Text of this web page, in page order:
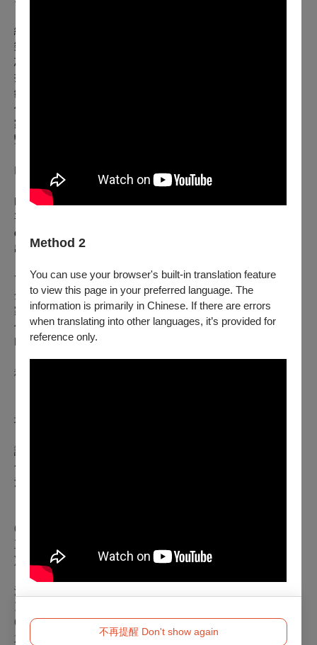
Method 2
You can use your browser's built-in translation feature
to view this page in your preferred language. The
information is primarily in Chinese. If there are errors
when translating into other languages, it’s provided for
reference only.
不再提醒 Don't show again
練讓她活躍於古典豎琴、土耳其傳統音樂、即興演奏、當代音
樂、探戈和半舞臺表演等表演領域。除了古典豎琴外，她亦不
忘傳統，為「土耳其豎琴」 (çeng) 計劃的創建者，數十年的
持續研究並保存推廣，在豎琴史上擁有獨特的地位。從挖掘及
錄製寶貴的土耳其豎琴傳統音樂曲目外，她也重新編曲及創
作，與傳統連結又超越傳統的豎琴音樂。Şirin曾於二十多個國
家舉辦豎琴音樂會，也錄製十二張專輯與出版數十冊《土耳其
豎琴音樂集》。
Noël Wan
2022年一舉奪下世界最頂尖的豎琴大賽—USA International
Harp Competition金牌獎，她在雙重國籍下選擇代表臺灣出
賽，因為父母都來自台灣的她，一直深深感受到Taiwan
deserve attention。這將是萬依慈得獎後首次回臺的公開演
出。
Yerko Lorca
全球音樂獎最佳作曲人與最佳音樂製作人。他以世界擊樂起
家，多方涉獵南美康加鼓、爵士鼓、西非金盃鼓、缽、澳洲原
住民樂器Didgeridoo和框鼓，2009年前往西非巴馬科靜修
Kora，師承葛萊美獎得主Toumani Diabate當代科拉琴、
「Ensemble Instrumental du Mali」Mamadou Kouyaté的傳統
科拉琴， Jeliba Baba 的傳統西非 Jaliyaa 說書藝術。 2014年
域古老詩歌，將古曲重新改編創作。個人出版西非豎琴專輯
謠專輯《Sonambé》，2019年以YK樂團發行小說＋音樂的複
合式系列專輯《方舟》首部曲。巡演足跡遍及西班牙、瑞士、
法國、美國、巴西、哥倫比亞、日本、臺灣等地。
6/21 (
五
) 19:30
海洋派對
》
6/22 (
六